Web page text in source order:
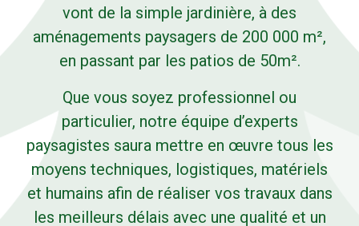
vont de la simple jardinière, à des
aménagements paysagers de 200 000 m²,
en passant par les patios de 50m².
Que vous soyez professionnel ou
particulier, notre équipe d’experts
paysagistes saura mettre en œuvre tous les
moyens techniques, logistiques, matériels
et humains afin de réaliser vos travaux dans
les meilleurs délais avec une qualité et un